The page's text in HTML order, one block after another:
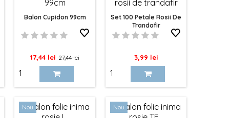
Balon Cupidon 99cm
Pret
17,44 lei Pret
de
baza
27,44 lei
Set 100 Petale Rosii De
Trandafir
Pret
3,99 lei
Nou Nou